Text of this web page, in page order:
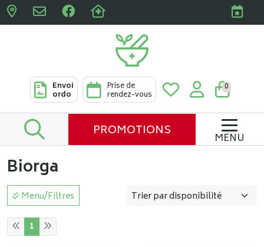
Pharmacies Clabots &
Envoi
ordo
Prise de
rendez-vous
0
PROMOTIONS MENU
Biorga
Menu/Filtres
1